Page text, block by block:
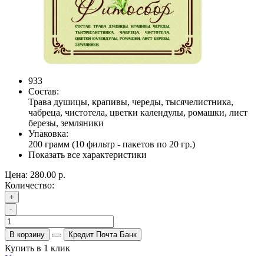
933
Состав:
Трава душицы, крапивы, череды, тысячелистника,
чабреца, чистотела, цветки календулы, ромашки, лист
березы, земляники
Упаковка:
200 грамм (10 фильтр - пакетов по 20 гр.)
Показать все характеристики
Цена: 280.00 р.
Количество:
+
-
В корзину Кредит Почта Банк
Купить в 1 клик